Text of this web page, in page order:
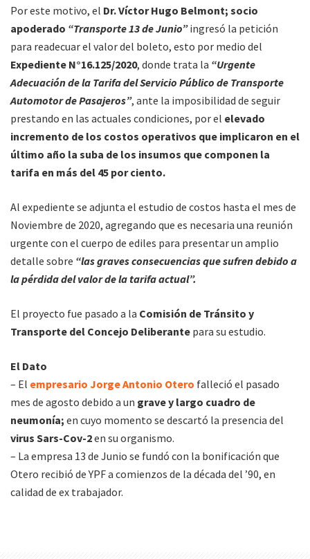
Por este motivo, el Dr. Víctor Hugo Belmont; socio
apoderado “Transporte 13 de Junio”ingresó la petición
para readecuar el valor del boleto, esto por medio del
Expediente N°16.125/2020, donde trata la “Urgente
Adecuación de la Tarifa del Servicio Público de Transporte
Automotor de Pasajeros”, ante la imposibilidad de seguir
prestando en las actuales condiciones, por el elevado
incremento de los costos operativos que implicaron en el
último año la suba de los insumos que componen la
tarifa en más del 45 por ciento.
Al expediente se adjunta el estudio de costos hasta el mes de
Noviembre de 2020, agregando que es necesaria una reunión
urgente con el cuerpo de ediles para presentar un amplio
detalle sobre “las graves consecuencias que sufren debido a
la pérdida del valor de la tarifa actual”.
El proyecto fue pasado a la Comisión de Tránsito y
Transporte del Concejo Deliberante para su estudio.
El Dato
– El empresario Jorge Antonio Otero falleció el pasado
mes de agosto debido a un grave y largo cuadro de
neumonía; en cuyo momento se descartó la presencia del
virus Sars-Cov-2en su organismo.
– La empresa 13 de Junio se fundó con la bonificación que
Otero recibió de YPF a comienzos de la década del ’90, en
calidad de ex trabajador.